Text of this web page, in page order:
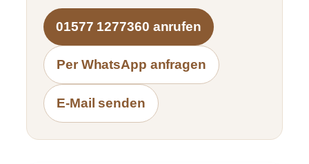
01577 1277360 anrufen
Per WhatsApp anfragen
E-Mail senden